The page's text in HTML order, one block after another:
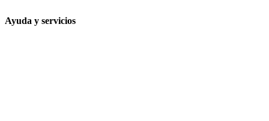
Ayuda y servicios